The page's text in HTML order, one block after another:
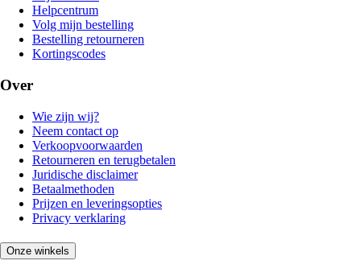
Helpcentrum
Volg mijn bestelling
Bestelling retourneren
Kortingscodes
Over
Wie zijn wij?
Neem contact op
Verkoopvoorwaarden
Retourneren en terugbetalen
Juridische disclaimer
Betaalmethoden
Prijzen en leveringsopties
Privacy verklaring
Onze winkels